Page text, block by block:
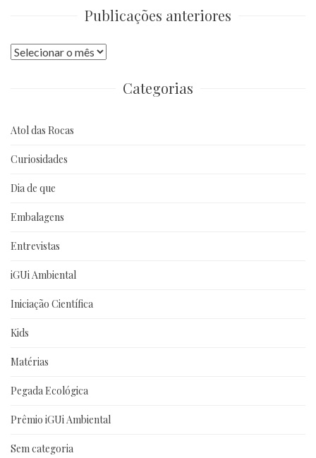
Publicações anteriores
Publicações
Categorias
Atol das Rocas
Curiosidades
Dia de que
Embalagens
Entrevistas
iGUi Ambiental
Iniciação Científica
Kids
Matérias
Pegada Ecológica
Prêmio iGUi Ambiental
Sem categoria